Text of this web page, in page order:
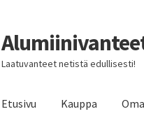
Siirry
navigointiin
Siirry
sisältöön
Laatuvanteet netistä edullisesti!
Etusivu Kauppa